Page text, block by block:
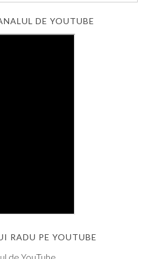
DE YOUTUBE
RADU PE YOUTUBE